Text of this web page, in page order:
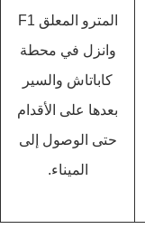
المترو المعلق F1
وانزل في محطة
كاباتاش والسير
بعدها على الأقدام
حتى الوصول إلى
الميناء.